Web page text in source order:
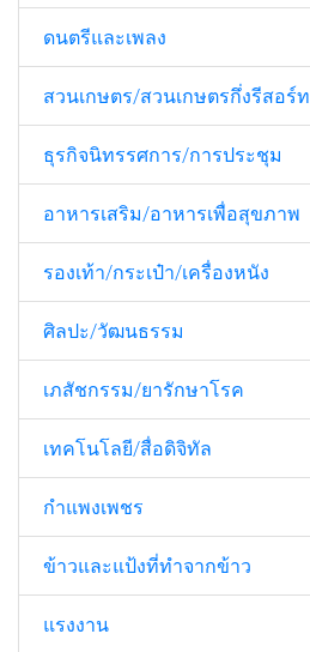
ดนตรีและเพลง
สวนเกษตร/สวนเกษตรกึ่งรีสอร์ท
ธุรกิจนิทรรศการ/การประชุม
อาหารเสริม/อาหารเพื่อสุขภาพ
รองเท้า/กระเป๋า/เครื่องหนัง
ศิลปะ/วัฒนธรรม
เภสัชกรรม/ยารักษาโรค
เทคโนโลยี/สื่อดิจิทัล
กำแพงเพชร
ข้าวและแป้งที่ทำจากข้าว
แรงงาน